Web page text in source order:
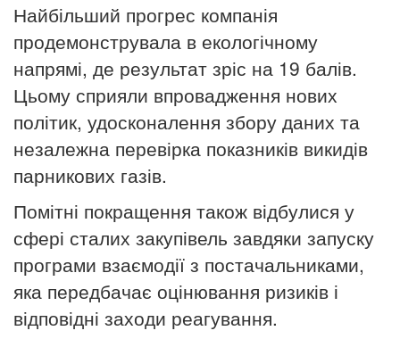
Найбільший прогрес компанія
продемонструвала в екологічному
напрямі, де результат зріс на 19 балів.
Цьому сприяли впровадження нових
політик, удосконалення збору даних та
незалежна перевірка показників викидів
парникових газів.
Помітні покращення також відбулися у
сфері сталих закупівель завдяки запуску
програми взаємодії з постачальниками,
яка передбачає оцінювання ризиків і
відповідні заходи реагування.